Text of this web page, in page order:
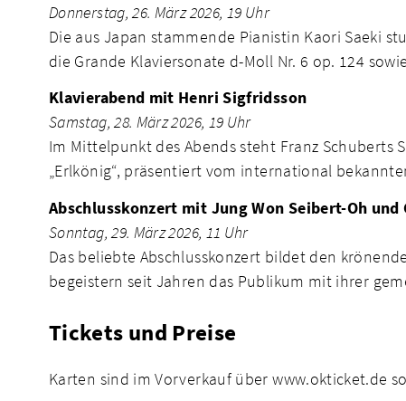
Donnerstag, 26. März 2026, 19 Uhr
Die aus Japan stammende Pianistin Kaori Saeki
die Grande Klaviersonate d-Moll Nr. 6 op. 124
Klavierabend mit Henri Sigfridsson
Samstag, 28. März 2026, 19 Uhr
Im Mittelpunkt des Abends steht Franz Schuberts
„Erlkönig“, präsentiert vom international
Abschlusskonzert mit Jung Won Seibert-Oh
Sonntag, 29. März 2026, 11 Uhr
Das beliebte Abschlusskonzert bildet den
begeistern seit Jahren das Publikum mit ihrer
Tickets und Preise
Karten sind im Vorverkauf über www.okticket.de